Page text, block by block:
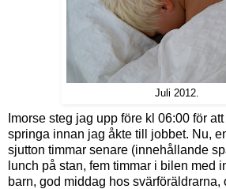
Juli 2012.
Imorse steg jag upp före kl 06:00 för
springa innan jag åkte till jobbet. Nu,
sjutton timmar senare (innehållande
lunch på stan, fem timmar i bilen med
barn, god middag hos svärföräldrarna,